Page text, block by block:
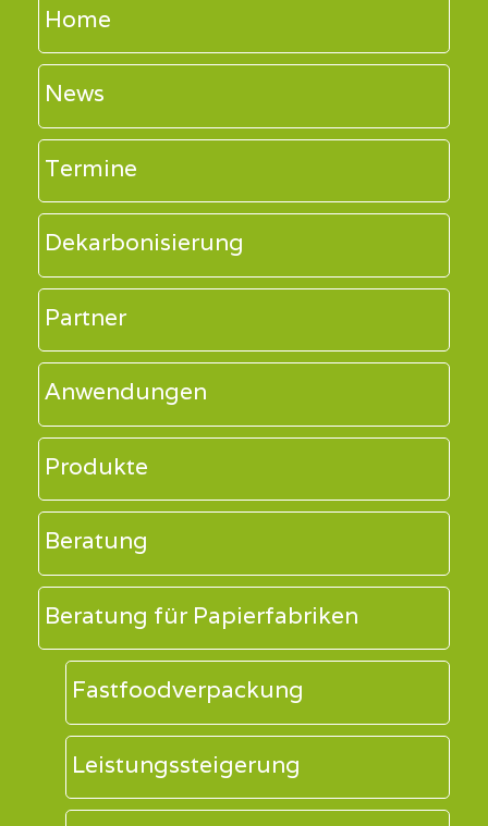
Home
News
Termine
Dekarbonisierung
Partner
Anwendungen
Produkte
Beratung
Beratung für Papierfabriken
Fastfoodverpackung
Leistungssteigerung